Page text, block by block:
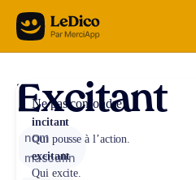
Aller au contenu
Excitant
nom
masculin
Ne pas confondre
incitant
Qui pousse à l’action.
excitant
Qui excite.